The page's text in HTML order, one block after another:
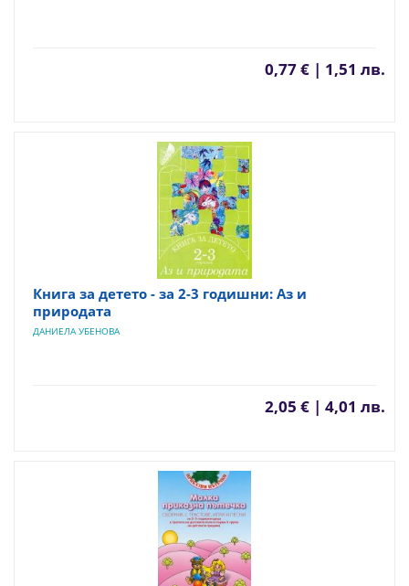
0,77 € | 1,51 лв.
Книга за детето - за 2-3 годишни: Аз и
природата
ДАНИЕЛА УБЕНОВА
2,05 € | 4,01 лв.